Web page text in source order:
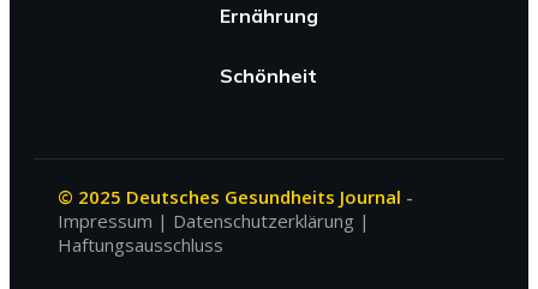
Ernährung
Schönheit
© 2025 Deutsches Gesundheits Journal -
Impressum | Datenschutzerklärung |
Haftungsausschluss